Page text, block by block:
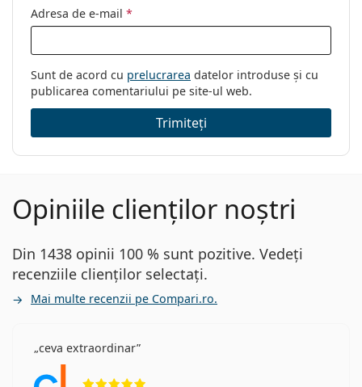
Adresa de e-mail *
Sunt de acord cu prelucrarea datelor introduse și cu
publicarea comentariului pe site-ul web.
Trimiteți
Opiniile clienților noștri
Din 1438 opinii 100 % sunt pozitive. Vedeți
recenziile clienților selectați.
Mai multe recenzii pe Compari.ro.
ceva extraordinar